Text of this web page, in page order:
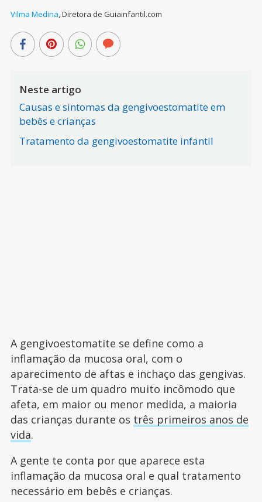
Vilma Medina,Diretora de Guiainfantil.com
Neste artigo
Causas e sintomas da gengivoestomatite em
bebês e crianças
Tratamento da gengivoestomatite infantil
A gengivoestomatite se define como a
inflamação da mucosa oral, com o
aparecimento de aftas e inchaço das gengivas.
Trata-se de um quadro muito incômodo que
afeta, em maior ou menor medida, a maioria
das crianças durante os três primeiros anos de
vida.
A gente te conta por que aparece esta
inflamação da mucosa oral e qual tratamento
necessário em bebês e crianças.